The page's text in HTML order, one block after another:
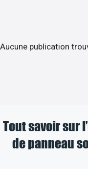
Aucune publication
Tout savoir sur
de panneau